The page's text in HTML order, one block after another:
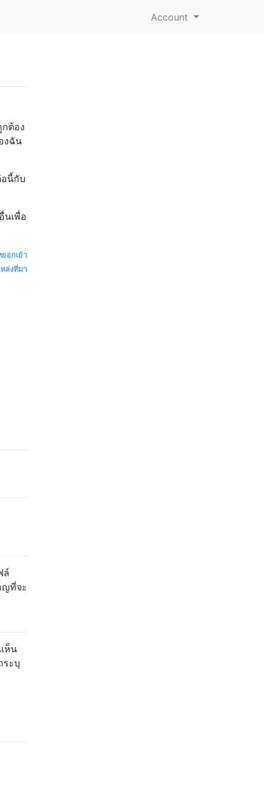
Account
ต้อง
งฉัน
นี้กับ
นเพื่อ
อกเย้า
ล่งที่มา
ล์
ญที่จะ
ห็น
ระบุ